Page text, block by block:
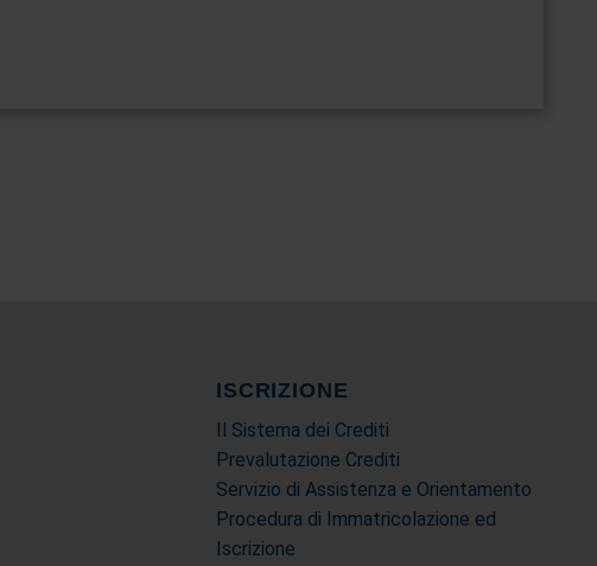
ISCRIZIONE
Il Sistema dei Crediti
Prevalutazione Crediti
Servizio di Assistenza e Orientamento
Procedura di Immatricolazione ed
Iscrizione